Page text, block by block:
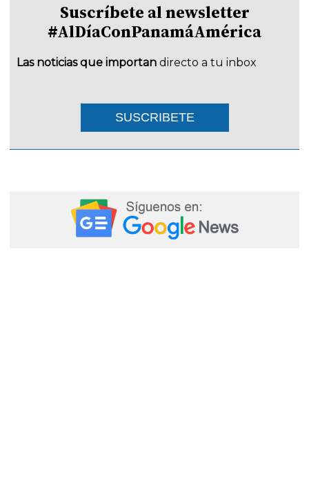
Suscríbete al newsletter
#AlDíaConPanamáAmérica
Las noticias que importan directo a tu inbox
SUSCRIBETE